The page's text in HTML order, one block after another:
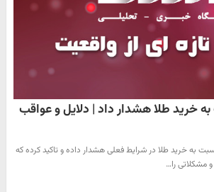
خرید طلا هشدار داد | دلایل و عواقب
به خرید طلا در شرایط فعلی هشدار داده و تاکید کرده که
مشکلاتی را…